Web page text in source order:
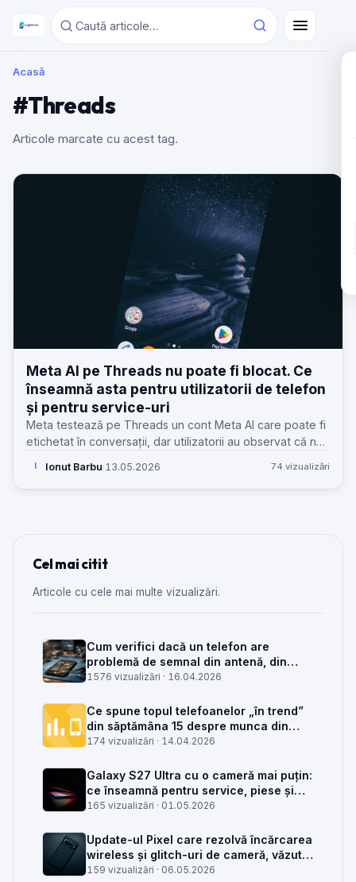
Acasă
#Threads
Articole marcate cu acest tag.
Meta AI pe Threads nu poate fi blocat. Ce
înseamnă asta pentru utilizatorii de telefon
și pentru service-uri
Meta testează pe Threads un cont Meta AI care poate fi
etichetat în conversații, dar utilizatorii au observat că nu
pentru telefon, cont și suport.
I Ionut Barbu· 13.05.2026 74 vizualizări
Cel mai citit
Articole cu cele mai multe vizualizări.
Cum verifici dacă un telefon are
problemă de semnal din antenă, din
placa de bază sau din rețea
1576 vizualizări · 16.04.2026
Ce spune topul telefoanelor „în trend”
din săptămâna 15 despre munca din
service GSM
174 vizualizări · 14.04.2026
Galaxy S27 Ultra cu o cameră mai puțin:
ce înseamnă pentru service, piese și
client
165 vizualizări · 01.05.2026
Update-ul Pixel care rezolvă încărcarea
wireless și glitch-uri de cameră, văzut
din service
159 vizualizări · 06.05.2026